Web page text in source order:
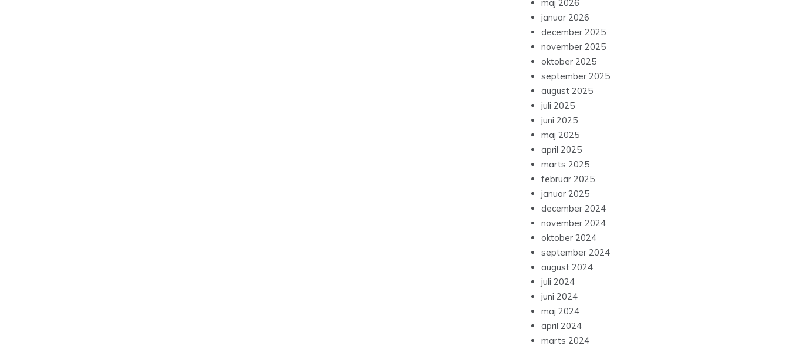
maj 2026
januar 2026
december 2025
november 2025
oktober 2025
september 2025
august 2025
juli 2025
juni 2025
maj 2025
april 2025
marts 2025
februar 2025
januar 2025
december 2024
november 2024
oktober 2024
september 2024
august 2024
juli 2024
juni 2024
maj 2024
april 2024
marts 2024